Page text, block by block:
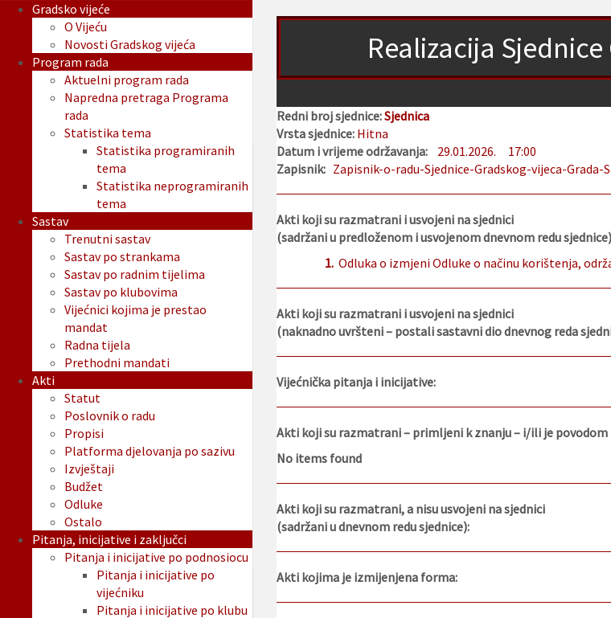
Realizacija
Redni broj sjednice:Sjednica
Vrsta sjednice: Hitna
Datum i vrijeme održavanja:
29.01.2026.
17:00
Zapisnik: Zapisnik-o-radu-Sjednice-Gradskog-vijeca-Grada-
Akti koji su razmatrani i usvojeni na sjednici
(sadržani u predloženom i usvojenom dnevnom redu
1. Odluka o izmjeni Odluke o načinu korištenja,
Akti koji su razmatrani i usvojeni na sjednici
(naknadno uvršteni – postali sastavni dio dnevnog reda
Vijećnička pitanja i inicijative:
Akti koji su razmatrani – primljeni k znanju – i/ili je
No items found
Akti koji su razmatrani, a nisu usvojeni na sjednici
(sadržani u dnevnom redu sjednice):
Akti kojima je izmijenjena forma:
Gradsko vijeće
O Vijeću
Novosti Gradskog vijeća
Program rada
Aktuelni program rada
Napredna pretraga Programa
rada
Statistika tema
Statistika programiranih
tema
Statistika neprogramiranih
tema
Sastav
Trenutni sastav
Sastav po strankama
Sastav po radnim tijelima
Sastav po klubovima
Vijećnici kojima je prestao
mandat
Radna tijela
Prethodni mandati
Akti
Statut
Poslovnik o radu
Propisi
Platforma djelovanja po sazivu
Izvještaji
Budžet
Odluke
Ostalo
Pitanja, inicijative i zaključci
Pitanja i inicijative po podnosiocu
Pitanja i inicijative po
vijećniku
Pitanja i inicijative po klubu